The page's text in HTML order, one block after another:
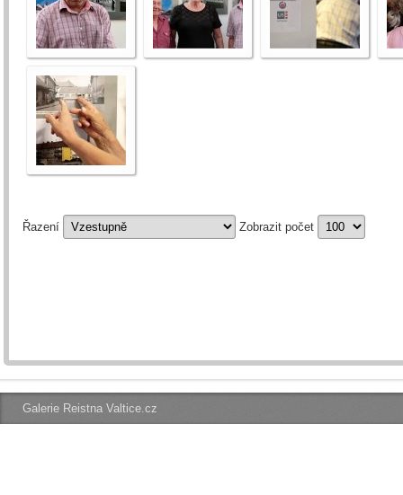
Řazení Zobrazit počet
Galerie Reistna Valtice.cz